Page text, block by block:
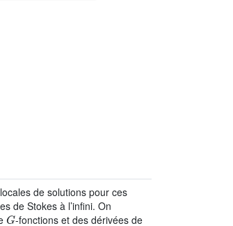
de solutions pour ces
de Stokes à l’infini. On
G-fonctions et des dérivées de